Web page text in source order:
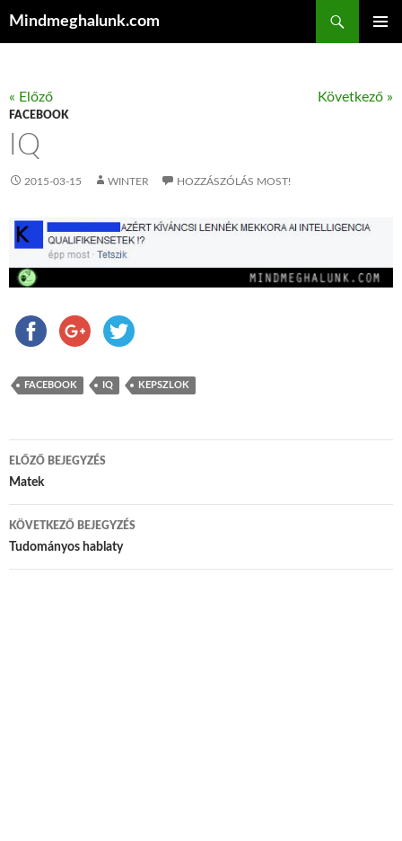
Mindmeghalunk.com
« Előző Következő »
FACEBOOK
IQ
2015-03-15 WINTER HOZZÁSZÓLÁS MOST!
FACEBOOK IQ KEPSZLOK
Bejegyzés navigáció
ELŐZŐ BEJEGYZÉS
Matek
KÖVETKEZŐ BEJEGYZÉS
Tudományos hablaty